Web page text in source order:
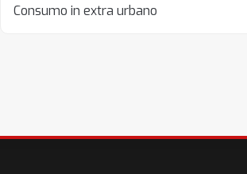
Consumo in extra urbano